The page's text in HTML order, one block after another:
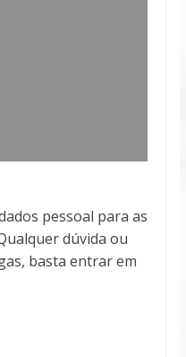
pessoal para as
dúvida ou
basta entrar em